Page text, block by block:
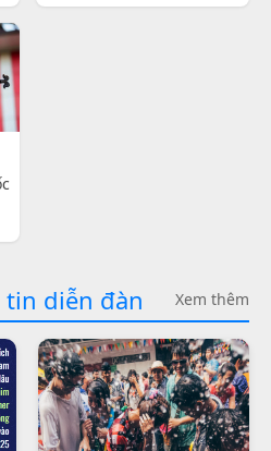
diễn đàn Xem thêm